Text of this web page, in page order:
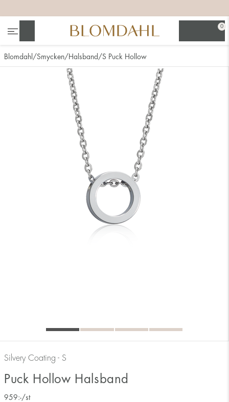
0
Se alla
Blomdahl Smycken Halsband S Puck Hollow
Silvery Coating - S
Puck Hollow Halsband
959:-/st